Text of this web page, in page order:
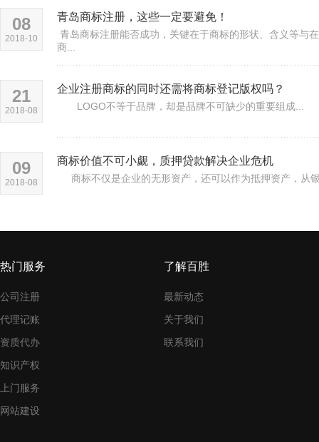
08
2018-10
青岛商标注册，这些一定要避免！
青岛商标注册能否成功，关键在于商标的形状、含义等与
商...
21
2018-08
企业注册商标的同时还需将商标登记版权吗？
LOGO不等于品牌，却是品牌不可缺少的重要组成...
09
2018-08
商标价值不可小觑，质押贷款解决企业危机
商标不仅是企业的无形资产，还可以作为抵押资产，从
热门服务
公司注册
代理记账
资质代办
知识产权
上门服务
网站建设
了解百胜
最新动态
关于我们
联系我们